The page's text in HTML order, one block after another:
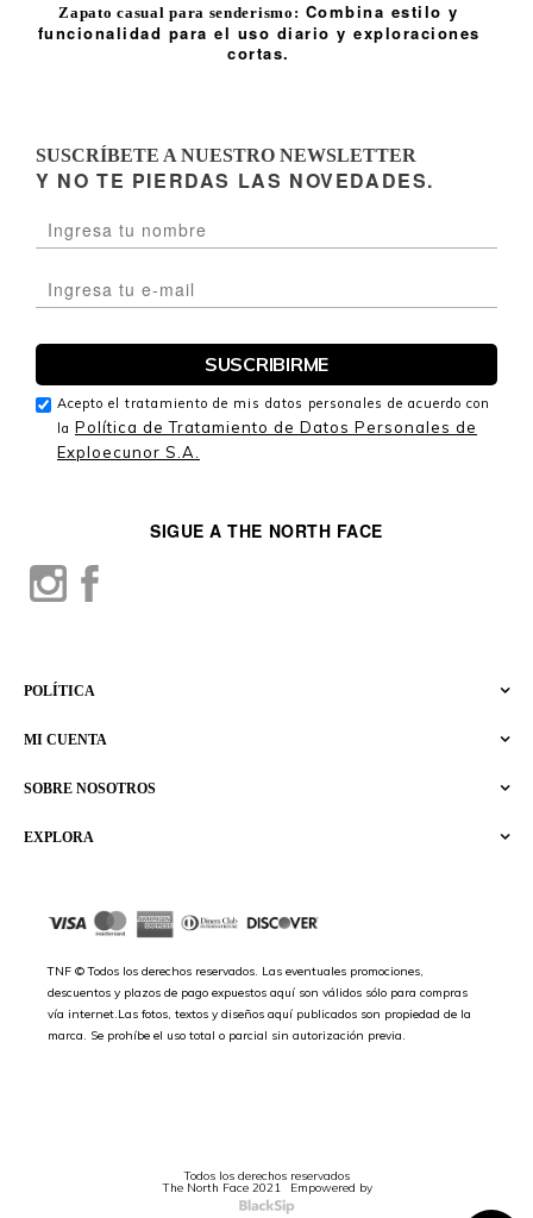
Zapato casual para senderismo: Combina estilo y
funcionalidad para el uso diario y exploraciones
cortas.
EXPLORA
SOBRE NOSOTROS
MI CUENTA
POLÍTICA
SIGUE A THE NORTH FACE
TNF © Todos los derechos reservados. Las eventuales promociones,
descuentos y plazos de pago expuestos aquí son válidos sólo para compras
vía internet.Las fotos, textos y diseños aquí publicados son propiedad de la
marca. Se prohíbe el uso total o parcial sin autorización previa.
SUSCRÍBETE A NUESTRO NEWSLETTER
Y NO TE PIERDAS LAS NOVEDADES.
Acepto el tratamiento de mis datos personales de acuerdo con
la Política de Tratamiento de Datos Personales de
Exploecunor S.A.
Todos los derechos reservados
The North Face 2021 Empowered by